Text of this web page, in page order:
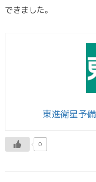
できました。
東進衛星予
0